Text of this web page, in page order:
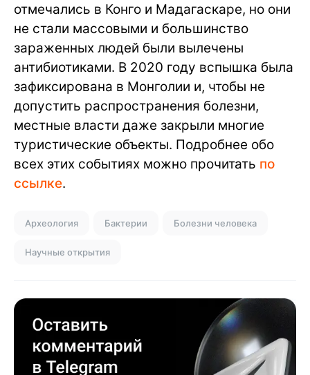
отмечались в Конго и Мадагаскаре, но они
не стали массовыми и большинство
зараженных людей были вылечены
антибиотиками. В 2020 году вспышка была
зафиксирована в Монголии и, чтобы не
допустить распространения болезни,
местные власти даже закрыли многие
туристические объекты. Подробнее обо
всех этих событиях можно прочитать по
ссылке.
Археология Бактерии Болезни человека
Научные открытия